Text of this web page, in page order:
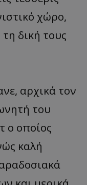
χώρο,
δική τους
αρχικά τον
του
ο οποίος
καλή